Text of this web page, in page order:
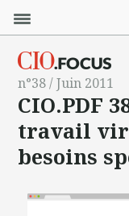
n°38 / Juin 2011
CIO.PDF
travail
besoins